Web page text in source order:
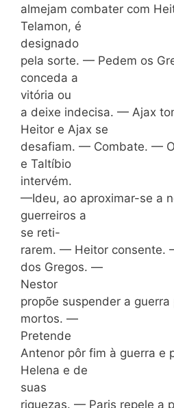
almejam combater com
Telamon, é
designado
pela sorte. — Pedem os
conceda a
vitória ou
a deixe indecisa. — Ajax
Heitor e Ajax se
desafiam. — Combate. —
e Taltíbio
intervém.
—Ideu, ao aproximar-se a
guerreiros a
se reti-
rarem. — Heitor consente.
dos Gregos. —
Nestor
propõe suspender a
mortos. —
Pretende
Antenor pôr fim à guerra e
Helena e de
suas
riquezas. — Paris repele a